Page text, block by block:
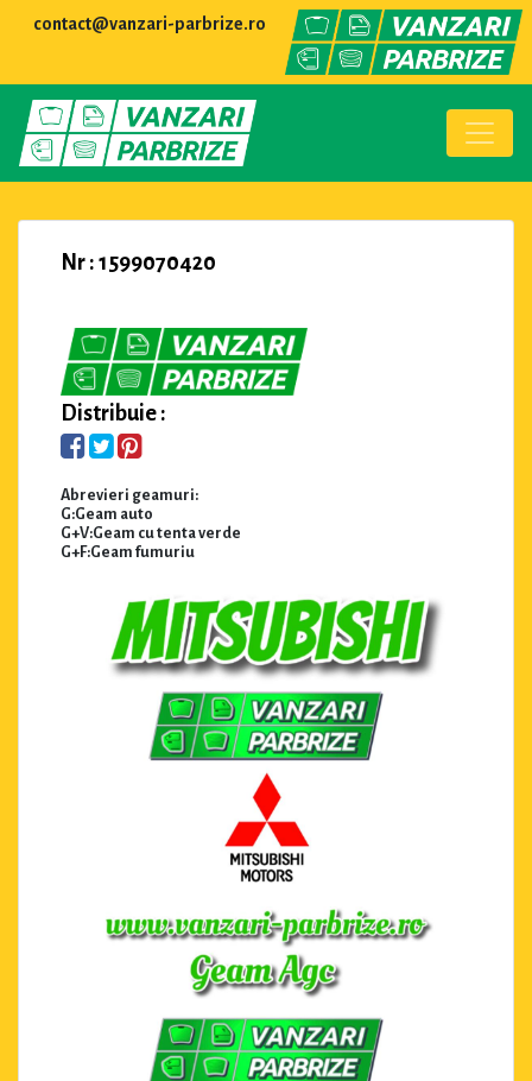
contact@vanzari-parbrize.ro
Nr : 1599070420
Distribuie :
Abrevieri geamuri:
G:Geam auto
G+V:Geam cu tenta verde
G+F:Geam fumuriu